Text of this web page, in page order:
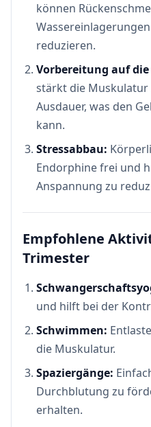
können
reduzieren.
Vorbereitung auf
stärkt die
Ausdauer, was den
kann.
Stressabbau:
Endorphine frei und
Anspannung zu
Empfohlene
Trimester
und hilft bei der
Schwimmen:
die Muskulatur.
Spaziergänge:
Durchblutung zu
erhalten.